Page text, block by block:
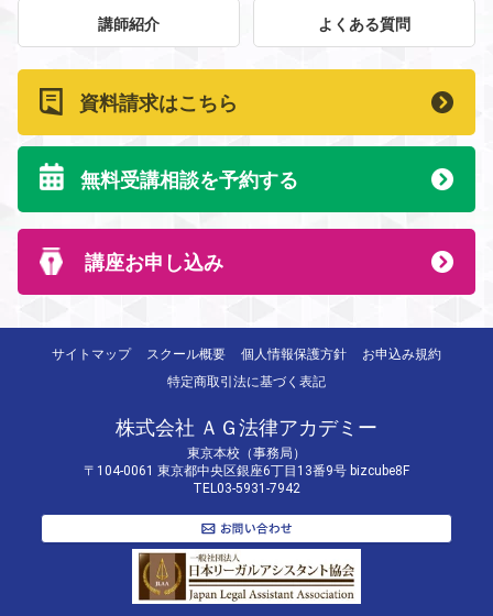
講師紹介 よくある質問
資料請求はこちら
無料受講相談を予約する
講座お申し込み
サイトマップ スクール概要 個人情報保護方針
お申込み規約
特定商取引法に基づく表記
株式会社 ＡＧ法律アカデミー
東京本校（事務局）
〒104-0061 東京都中央区銀座6丁目13番9号 bizcube8F
TEL03-5931-7942